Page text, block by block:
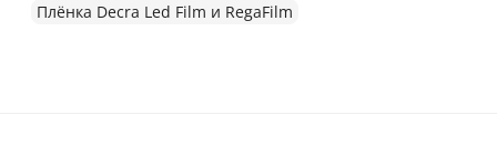
Плёнка Decra Led Film и RegaFilm